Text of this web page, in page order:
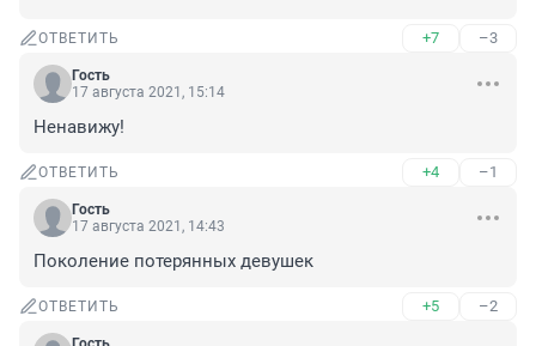
ОТВЕТИТЬ +7 –3
Гость
17 августа 2021, 15:14
Ненавижу!
ОТВЕТИТЬ +4 –1
Гость
17 августа 2021, 14:43
Поколение потерянных девушек
ОТВЕТИТЬ +5 –2